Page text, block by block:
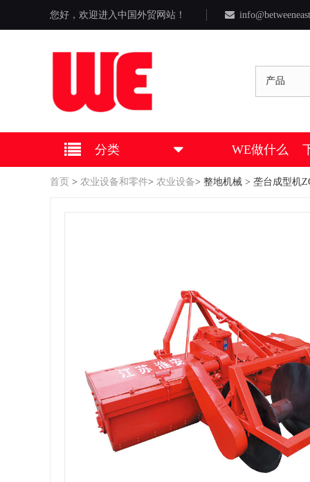
您好，欢迎进入中国外贸网站！
产品
分类 WE做什么
首页 > 农业设备和零件> 农业设备> 整地机械 > 垄台成型机